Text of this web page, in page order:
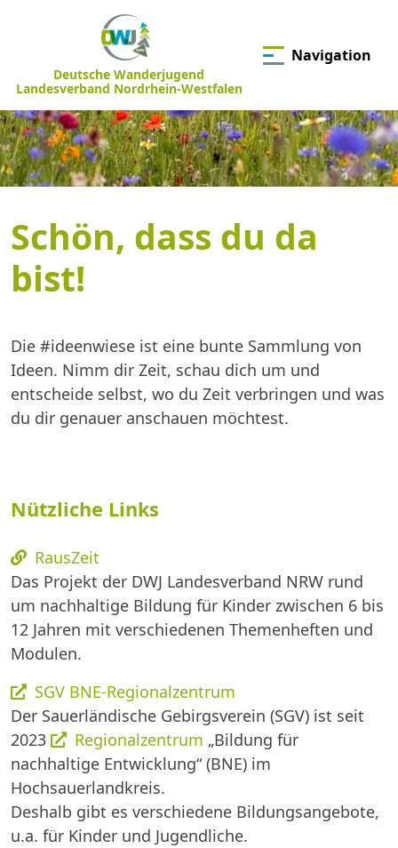
Deutsche Wanderjugend
Landesverband Nordrhein-Westfalen
Navigation
Schön, dass du da
bist!
Die #ideenwiese ist eine bunte Sammlung von
Ideen. Nimm dir Zeit, schau dich um und
entscheide selbst, wo du Zeit verbringen und was
du dir genauer anschauen möchtest.
Nützliche Links
RausZeit
Das Projekt der DWJ Landesverband NRW rund
um nachhaltige Bildung für Kinder zwischen 6 bis
12 Jahren mit verschiedenen Themenheften und
Modulen.
SGV BNE-Regionalzentrum
Der Sauerländische Gebirgsverein (SGV) ist seit
2023
Regionalzentrum „Bildung für
nachhaltige Entwicklung“ (BNE) im
Hochsauerlandkreis.
Deshalb gibt es verschiedene Bildungsangebote,
u.a. für Kinder und Jugendliche.